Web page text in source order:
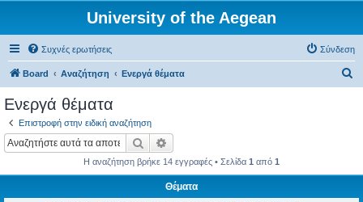
University of the Aegean
Συχνές ερωτήσεις Σύνδεση
Board Αναζήτηση Ενεργά θέματα
Ενεργά θέματα
Επιστροφή στην ειδική αναζήτηση
Αναζήτηση
Η αναζήτηση βρήκε 14 εγγραφές • Σελίδα 1 από 1
Θέματα